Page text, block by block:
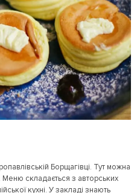
Борщагівці. Тут можна
Меню складається з авторських
кухні. У закладі знають